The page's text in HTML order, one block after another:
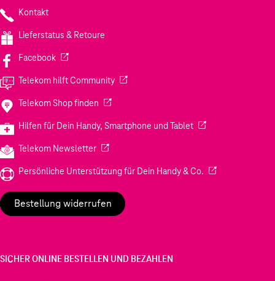
Kontakt
Lieferstatus & Retoure
Facebook(Wird in einem neuen Tab geöffnet)
Telekom hilft Community(Wird in einem neuen Tab geöffnet)
Telekom Shop finden (Wird in einem neuen Tab geöffnet)
Hilfen für Dein Handy, Smartphone und Tablet(Wird in einem
Telekom Newsletter(Wird in einem neuen Tab geöffnet)
Persönliche Unterstützung für Dein Handy & Co. (Wird in einem
Bestellung widerrufen
SICHER ONLINE BESTELLEN UND BEZAHLEN